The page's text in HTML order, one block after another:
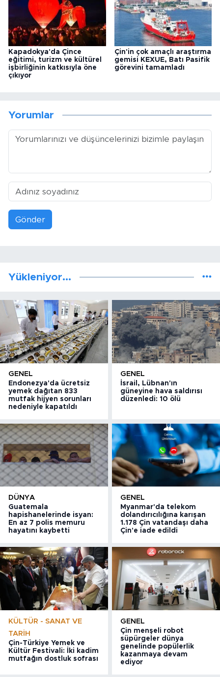
Kapadokya'da Çince
eğitimi, turizm ve kültürel
işbirliğinin katkısıyla öne
çıkıyor
Çin'in çok amaçlı araştırma
gemisi KEXUE, Batı Pasifik
görevini tamamladı
Yorumlar
Gönder
Yükleniyor...
GENEL
Endonezya'da ücretsiz
yemek dağıtan 833
mutfak hijyen sorunları
nedeniyle kapatıldı
GENEL
İsrail, Lübnan'ın
güneyine hava saldırısı
düzenledi: 10 ölü
DÜNYA
Guatemala
hapishanelerinde isyan:
En az 7 polis memuru
hayatını kaybetti
GENEL
Myanmar'da telekom
dolandırıcılığına karışan
1.178 Çin vatandaşı daha
Çin'e iade edildi
KÜLTÜR - SANAT VE
TARIH
Çin-Türkiye Yemek ve
Kültür Festivali: İki kadim
mutfağın dostluk sofrası
GENEL
Çin menşeli robot
süpürgeler dünya
genelinde popülerlik
kazanmaya devam
ediyor